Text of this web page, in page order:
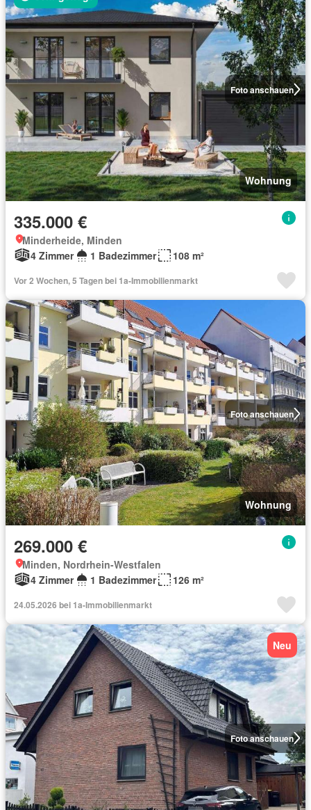
Foto anschauen
Wohnung
335.000 €
Minderheide, Minden
4 Zimmer
1 Badezimmer 108 m²
Vor 2 Wochen, 5 Tagen bei 1a-Immobilienmarkt
Foto anschauen
Wohnung
269.000 €
Minden, Nordrhein-Westfalen
4 Zimmer
1 Badezimmer 126 m²
24.05.2026 bei 1a-Immobilienmarkt
Foto anschauen
Neu